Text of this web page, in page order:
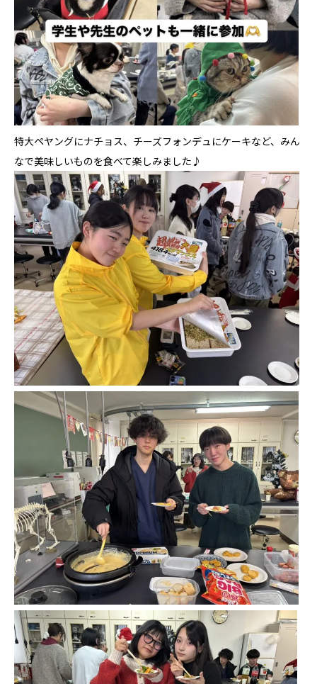
特大ペヤングにナチョス、チーズフォンデュにケーキなど、みん
なで美味しいものを食べて楽しみました♪